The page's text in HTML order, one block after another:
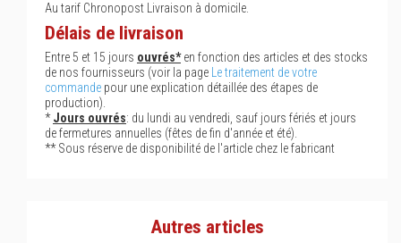
Au tarif Chronopost Livraison à domicile.
Délais de livraison
Entre 5 et 15 jours ouvrés*en fonction des articles et des stocks
de nos fournisseurs (voir la page
Le traitement de votre
commande pour une explication détaillée des étapes de
production).
*Jours ouvrés: du lundi au vendredi, sauf jours fériés et jours
de fermetures annuelles (fêtes de fin d'année et été).
** Sous réserve de disponibilité de l'article chez le fabricant
Autres articles